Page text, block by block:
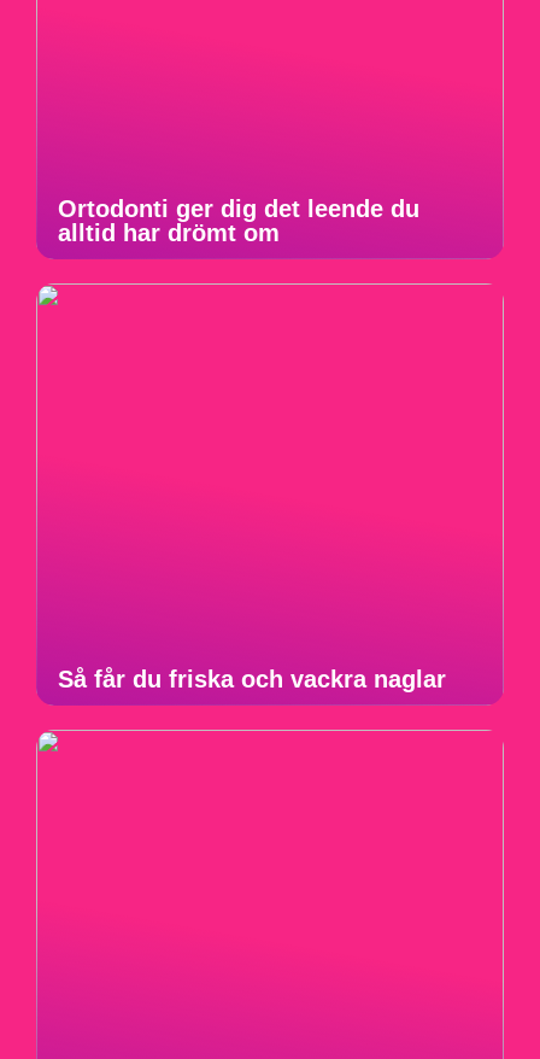
Ortodonti ger dig det leende du
alltid har drömt om
Så får du friska och vackra naglar